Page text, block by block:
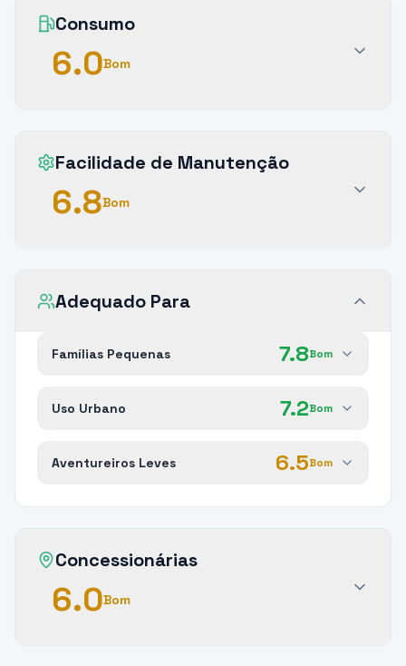
Consumo
6.0Bom
Facilidade de Manutenção
6.8Bom
Adequado Para
Famílias Pequenas 7.8Bom
Uso Urbano 7.2Bom
Aventureiros Leves 6.5Bom
Concessionárias
6.0Bom